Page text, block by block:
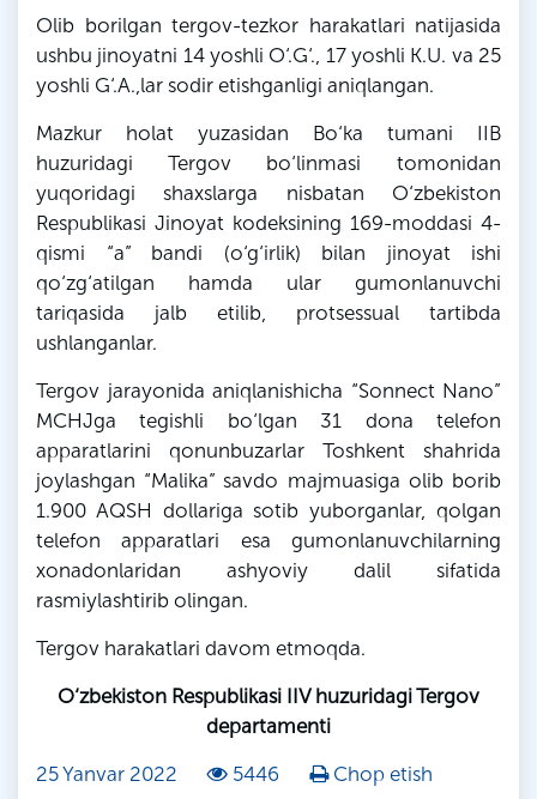
Olib borilgan tergov-tezkor harakatlari natijasida
ushbu jinoyatni 14 yoshli O‘.G‘., 17 yoshli K.U. va 25
yoshli G‘.A.,lar sodir etishganligi aniqlangan.
Mazkur holat yuzasidan Bo‘ka tumani IIB
huzuridagi Tergov bo‘linmasi tomonidan
yuqoridagi shaxslarga nisbatan O‘zbekiston
Respublikasi Jinoyat kodeksining 169-moddasi 4-
qismi “a” bandi (o‘g‘irlik) bilan jinoyat ishi
qo‘zg‘atilgan hamda ular gumonlanuvchi
tariqasida jalb etilib, protsessual tartibda
ushlanganlar.
Tergov jarayonida aniqlanishicha “Sonnect Nano”
MCHJga tegishli bo‘lgan 31 dona telefon
apparatlarini qonunbuzarlar Toshkent shahrida
joylashgan “Malika” savdo majmuasiga olib borib
1.900 AQSH dollariga sotib yuborganlar, qolgan
telefon apparatlari esa gumonlanuvchilarning
xonadonlaridan ashyoviy dalil sifatida
rasmiylashtirib olingan.
Tergov harakatlari davom etmoqda.
O‘zbekiston Respublikasi IIV huzuridagi Tergov
departamenti
25 Yanvar 2022
5446
Chop etish